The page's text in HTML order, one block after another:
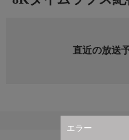
エラー
直近の放送